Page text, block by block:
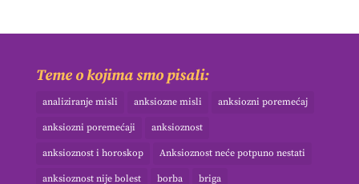
Teme o kojima smo pisali:
analiziranje misli anksiozne misli anksiozni poremećaj
anksiozni poremećaji anksioznost
anksioznost i horoskop Anksioznost neće potpuno nestati
anksioznost nije bolest borba briga